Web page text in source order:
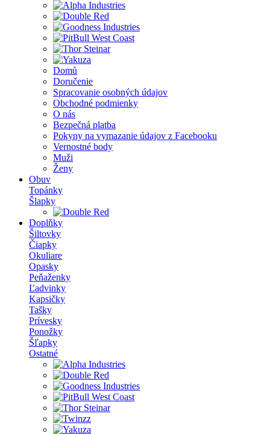
Domů
Doručenie
Spracovanie osobných údajov
Obchodné podmienky
O nás
Bezpečná platba
Pokyny na vymazanie údajov z Facebooku
Vernostné body
Muži
Ženy
Obuv
Topánky
Šlapky
Doplňky
Šiltovky
Čiapky
Okuliare
Opasky
Peňaženky
Ľadvinky
Kapsičky
Tašky
Prívesky
Ponožky
Šľapky
Ostatné